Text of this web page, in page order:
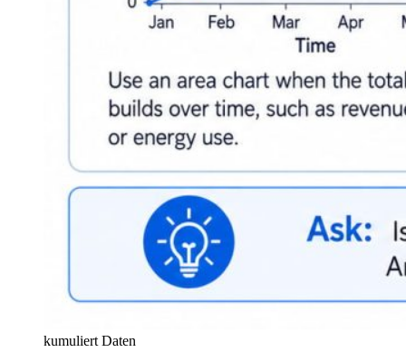
kumuliert Daten